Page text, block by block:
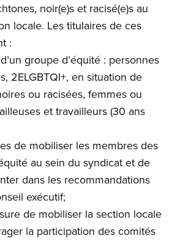
noir(e)s et racisé(e)s au
locale. Les titulaires de ces
:
groupe d’équité : personnes
2ELGBTQI+, en situation de
ou racisées, femmes ou
et travailleurs (30 ans
de mobiliser les membres des
au sein du syndicat et de
dans les recommandations
exécutif;
de mobiliser la section locale
la participation des comités